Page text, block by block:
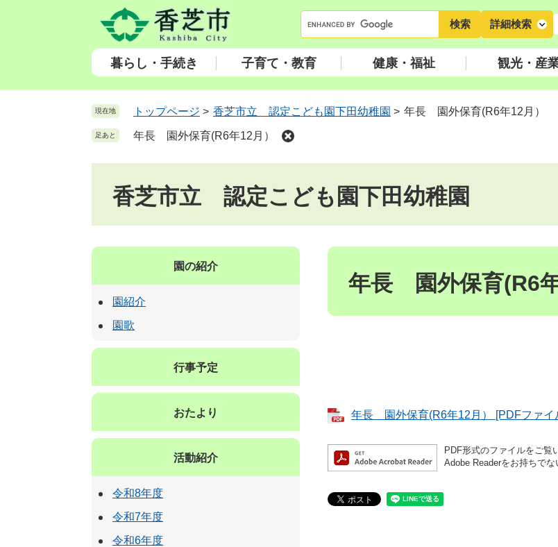
頭
飛
ー
ワ
ー
索
詳細検索
暮らし・手続き 子育て・教育 健康・福祉 観光・産
現在地 トップページ > 香芝市立 認定こども園下田幼稚園 > 年長 園外保育(R6年12月）
足あと 年長 園外保育(R6年12月）
香芝市立 認定こども園下田幼稚園
本
年長 園外保育(R6年
年長 園外保育(R6年12月） [PDFファイ
PDF形式のファイルをご覧
Adobe Readerをお持ちで
園の紹介
園紹介
園歌
行事予定
おたより
活動紹介
令和8年度
令和7年度
令和6年度